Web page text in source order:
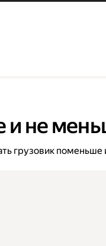
не
грузовик